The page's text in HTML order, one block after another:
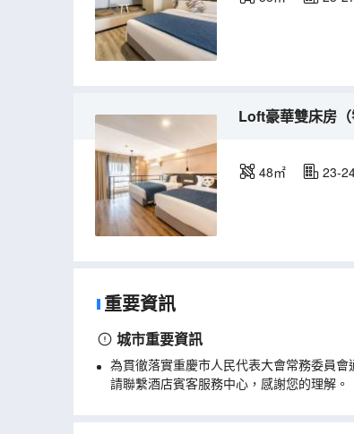
Loft豪華雙床房（
48㎡ 23-
重要資訊
城市重要資訊
為貫徹落實重慶市人民代表大會常務委員
請聯繫酒店賓客服務中心，感謝您的理解。